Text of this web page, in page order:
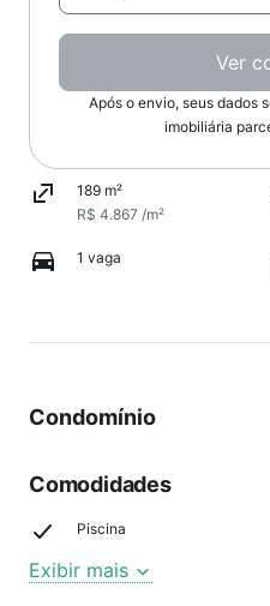
Ver
Após o envio, seus dados
imobiliária
189 m²
R$ 4.867 /m²
1 vaga
Condomínio
Comodidades
Piscina
Exibir mais